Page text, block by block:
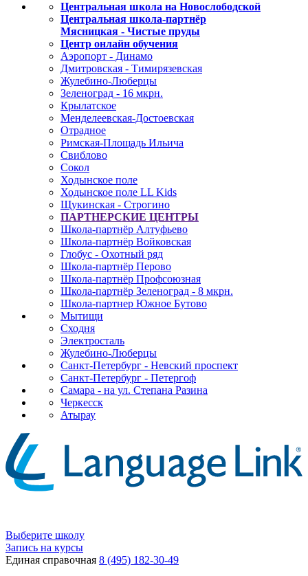
Центральная школа на Новослободской
Центральная школа-партнёр
Мясницкая - Чистые пруды
Центр онлайн обучения
Аэропорт - Динамо
Дмитровская - Тимирязевская
Жулебино-Люберцы
Зеленоград - 16 мкрн.
Крылатское
Менделеевская-Достоевская
Отрадное
Римская-Площадь Ильича
Свиблово
Сокол
Ходынское поле
Ходынское поле LL Kids
Щукинская - Строгино
ПАРТНЕРСКИЕ ЦЕНТРЫ
Школа-партнёр Алтуфьево
Школа-партнёр Войковская
Глобус - Охотный ряд
Школа-партнёр Перово
Школа-партнёр Профсоюзная
Школа-партнёр Зеленоград - 8 мкрн.
Школа-партнер Южное Бутово
Мытищи
Сходня
Электросталь
Жулебино-Люберцы
Санкт-Петербург - Невский проспект
Санкт-Петербург - Петергоф
Самара - на ул. Степана Разина
Черкесск
Атырау
Выберите школу
Запись на курсы
Единая справочная 8 (495) 182-30-49